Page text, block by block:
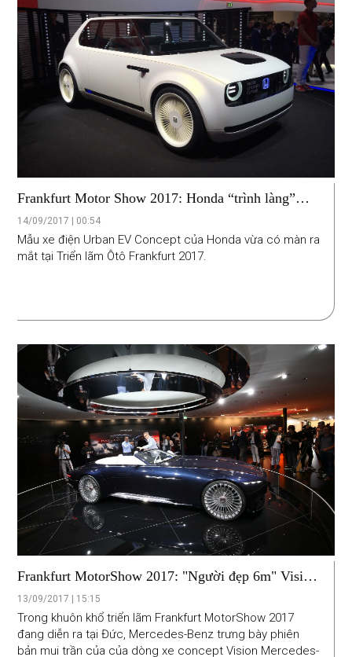
Frankfurt Motor Show 2017: Honda “trình làng”
Urban EV Concept
14/09/2017 | 00:54
Mẫu xe điện Urban EV Concept của Honda vừa có màn ra
mắt tại Triển lãm Ôtô Frankfurt 2017.
Frankfurt MotorShow 2017: "Người đẹp 6m" Vision
Mercedes-Maybach 6 Cabriolet
13/09/2017 | 15:15
Trong khuôn khổ triển lãm Frankfurt MotorShow 2017
đang diễn ra tại Đức, Mercedes-Benz trưng bày phiên
bản mui trần của của dòng xe concept Vision Mercedes-